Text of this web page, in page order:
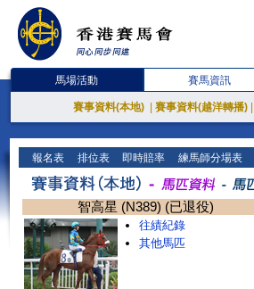
馬場活動 賽馬資訊
賽事資料(本地) 賽事資料(越洋轉播)
報名表 排位表 即時賠率 練馬師分場表
智高星 (N389) (已退役)
往績紀錄
其他馬匹